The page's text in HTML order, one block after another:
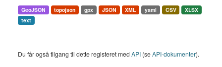
GeoJSON topojson gpx JSON XML yaml CSV
XLSX
text
Du får også tilgang til dette registeret med API (seAPI-dokumenter).